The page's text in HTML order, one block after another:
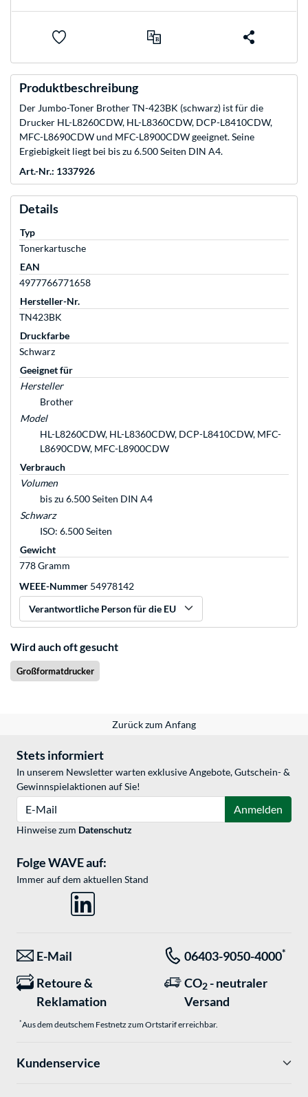
Produktbeschreibung
Der Jumbo-Toner Brother TN-423BK (schwarz) ist für die
Drucker HL-L8260CDW, HL-L8360CDW, DCP-L8410CDW,
MFC-L8690CDW und MFC-L8900CDW geeignet. Seine
Ergiebigkeit liegt bei bis zu 6.500 Seiten DIN A4.
Art.-Nr.: 1337926
Details
Typ
Tonerkartusche
EAN
4977766771658
Hersteller-Nr.
TN423BK
Druckfarbe
Schwarz
Geeignet für
Hersteller
Brother
Model
HL-L8260CDW, HL-L8360CDW, DCP-L8410CDW, MFC-
L8690CDW, MFC-L8900CDW
Verbrauch
Volumen
bis zu 6.500 Seiten DIN A4
Schwarz
ISO: 6.500 Seiten
Gewicht
778 Gramm
WEEE-Nummer 54978142
Verantwortliche Person für die EU
Wird auch oft gesucht
Großformatdrucker
Zurück zum Anfang
Stets informiert
In unserem Newsletter warten exklusive Angebote, Gutschein- &
Gewinnspielaktionen auf Sie!
Anmelden
Hinweise zum Datenschutz
Folge WAVE auf:
Immer auf dem aktuellen Stand
E-Mail 06403-9050-4000*
Retoure &
Reklamation
CO2 - neutraler
Versand
*Aus dem deutschem Festnetz zum Ortstarif erreichbar.
Kundenservice